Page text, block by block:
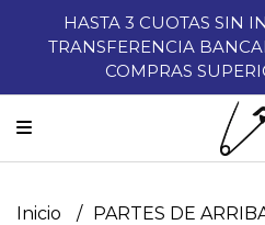
HASTA 3 CUOTAS SIN
TRANSFERENCIA
COMPRAS
Inicio PARTES DE